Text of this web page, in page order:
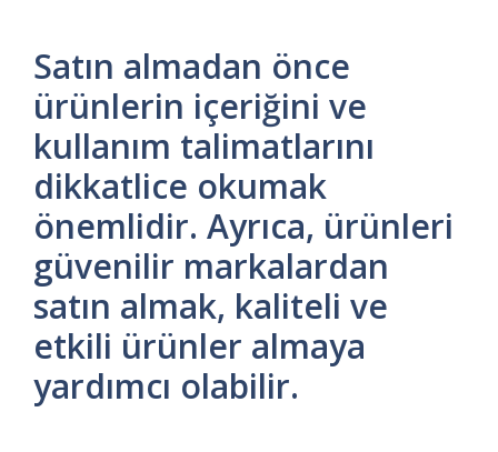
Satın almadan önce
ürünlerin içeriğini ve
kullanım talimatlarını
dikkatlice okumak
önemlidir. Ayrıca, ürünleri
güvenilir markalardan
satın almak, kaliteli ve
etkili ürünler almaya
yardımcı olabilir.